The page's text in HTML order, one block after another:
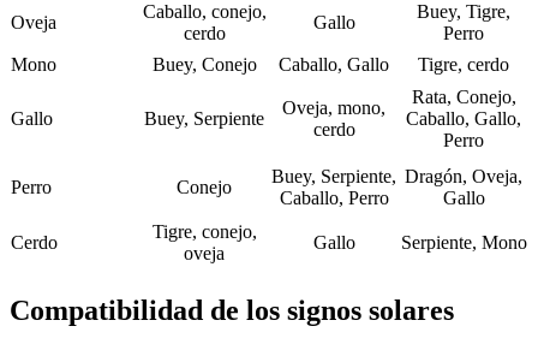
Oveja
Caballo, conejo,
cerdo
Gallo
Buey, Tigre,
Perro
Mono
Buey, Conejo Caballo, Gallo Tigre, cerdo
Gallo Buey, Serpiente
Oveja, mono,
cerdo
Rata, Conejo,
Caballo, Gallo,
Perro
Perro Conejo
Buey, Serpiente,
Caballo, Perro
Dragón, Oveja,
Gallo
Cerdo
Tigre, conejo,
oveja
Gallo Serpiente, Mono
Compatibilidad de los signos solares